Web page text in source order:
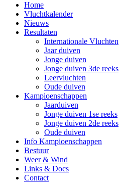
Home
Vluchtkalender
Nieuws
Resultaten
Internationale Vluchten
Jaar duiven
Jonge duiven
Jonge duiven 3de reeks
Leervluchten
Oude duiven
Kampioenschappen
Jaarduiven
Jonge duiven 1se reeks
Jonge duiven 2de reeks
Oude duiven
Info Kampioenschappen
Bestuur
Weer & Wind
Links & Docs
Contact